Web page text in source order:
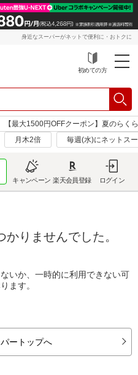
身近なスーパーがネットで便利に・おトクに
初めての方
【最大1500円OFFクーポン】夏のらく
月木2倍 毎週(水)にネットス
キャンペーン 楽天会員登録 ログイン
りませんでした。
いか、一時的に利用できない可
ます。
ートップへ